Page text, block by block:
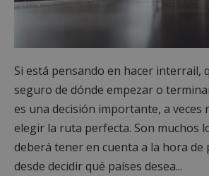
Si está pensando en hacer interrail,
seguro de dónde empezar o
es una decisión importante, a veces
elegir la ruta perfecta. Son muchos
deberá tener en cuenta a la hora de
desde decidir qué países desea...